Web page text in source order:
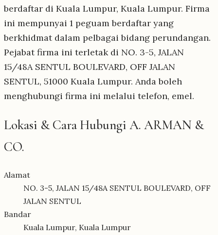
berdaftar di Kuala Lumpur, Kuala Lumpur. Firma
ini mempunyai 1 peguam berdaftar yang
berkhidmat dalam pelbagai bidang perundangan.
Pejabat firma ini terletak di NO. 3-5, JALAN
15/48A SENTUL BOULEVARD, OFF JALAN
SENTUL, 51000 Kuala Lumpur. Anda boleh
menghubungi firma ini melalui telefon, emel.
Lokasi & Cara Hubungi A. ARMAN &
CO.
Alamat
NO. 3-5, JALAN 15/48A SENTUL BOULEVARD, OFF
JALAN SENTUL
Bandar
Kuala Lumpur, Kuala Lumpur